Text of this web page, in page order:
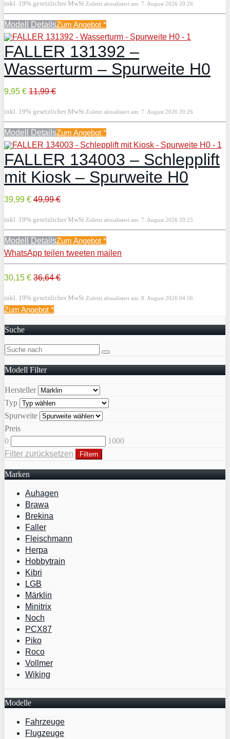
inkl. 19% gesetzlicher MwSt. Zuletzt aktualisiert am: 7. August 2026 20:26
Modell DetailsZum Angebot *
FALLER 131392 –
Wasserturm – Spurweite H0
9,95 € 11,99 €
inkl. 19% gesetzlicher MwSt. Zuletzt aktualisiert am: 7. August 2026 20:26
Modell DetailsZum Angebot *
FALLER 134003 – Schlepplift
mit Kiosk – Spurweite H0
39,99 € 49,99 €
inkl. 19% gesetzlicher MwSt. Zuletzt aktualisiert am: 7. August 2026 20:25
Modell DetailsZum Angebot *
WhatsApp teilen tweeten mailen
30,15 € 36,64 €
inkl. 19% gesetzlicher MwSt. Zuletzt aktualisiert am: 8. August 2026 04:56
Zum Angebot *
Suche
Modell Filter
Hersteller
Typ
Spurweite
Preis
0
1000
Filter zurücksetzen
Filtern
Marken
Auhagen
Brawa
Brekina
Faller
Fleischmann
Herpa
Hobbytrain
Kibri
LGB
Märklin
Minitrix
Noch
PCX87
Piko
Roco
Vollmer
Wiking
Modelle
Fahrzeuge
Flugzeuge